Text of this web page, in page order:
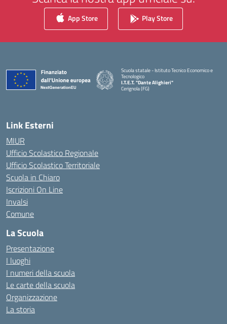
App Store Play Store
Scuola statale - Istituto Tecnico Economico e
Tecnologico
I.T.E.T. "Dante Alighieri"
Cerignola (FG)
— Visita la pagina iniziale della scuola
Link Esterni
MIUR
Ufficio Scolastico Regionale
Ufficio Scolastico Territoriale
Scuola in Chiaro
Iscrizioni On Line
Invalsi
Comune
La Scuola
Presentazione
I luoghi
I numeri della scuola
Le carte della scuola
Organizzazione
La storia